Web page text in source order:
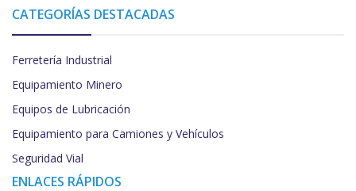
CATEGORÍAS DESTACADAS
Ferretería Industrial
Equipamiento Minero
Equipos de Lubricación
Equipamiento para Camiones y Vehículos
Seguridad Vial
ENLACES RÁPIDOS